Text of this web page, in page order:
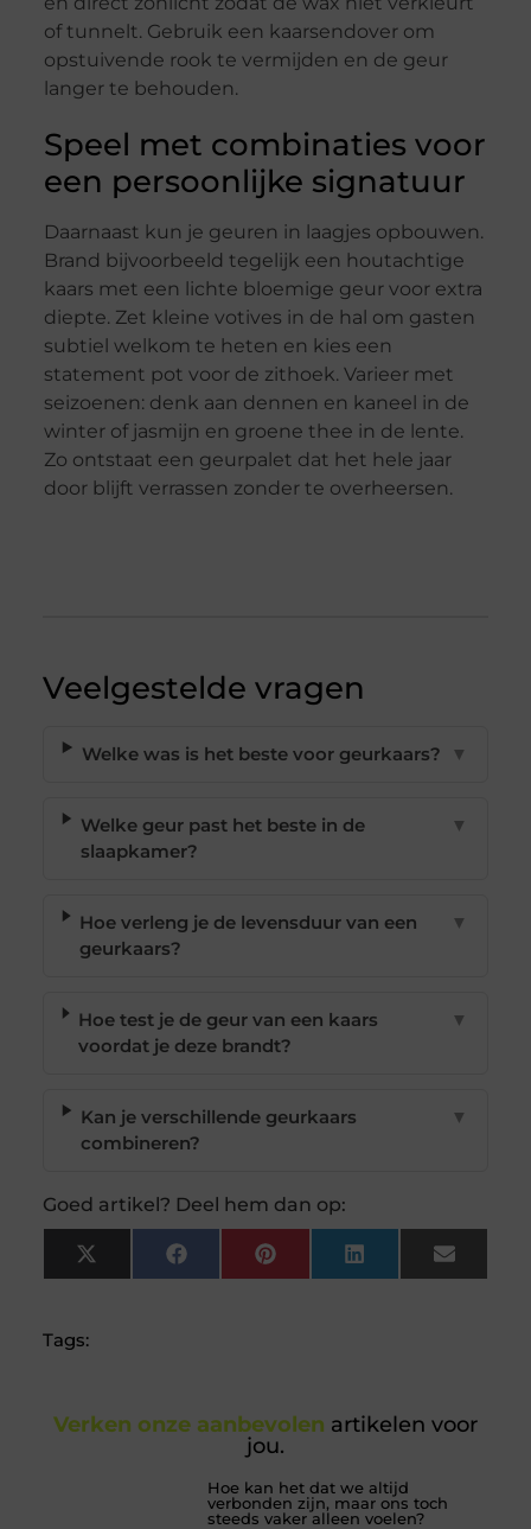
of tunnelt. Gebruik een kaarsendover om
opstuivende rook te vermijden en de geur
langer te behouden.
Speel met combinaties voor
een persoonlijke signatuur
Daarnaast kun je geuren in laagjes opbouwen.
Brand bijvoorbeeld tegelijk een houtachtige
kaars met een lichte bloemige geur voor extra
diepte. Zet kleine votives in de hal om gasten
subtiel welkom te heten en kies een
statement pot voor de zithoek. Varieer met
seizoenen: denk aan dennen en kaneel in de
winter of jasmijn en groene thee in de lente.
Zo ontstaat een geurpalet dat het hele jaar
door blijft verrassen zonder te overheersen.
Veelgestelde vragen
Welke was is het beste voor geurkaars? ▼
Welke geur past het beste in de
slaapkamer?
▼
Hoe verleng je de levensduur van een
geurkaars?
▼
Hoe test je de geur van een kaars
voordat je deze brandt?
▼
Kan je verschillende geurkaars
combineren?
▼
Goed artikel? Deel hem dan op:
X
(Twitter)
FacebookPinterest LinkedIn Email
Tags:
Verken onze aanbevolen artikelen voor
jou.
Hoe kan het dat we altijd
verbonden zijn, maar ons toch
steeds vaker alleen voelen?